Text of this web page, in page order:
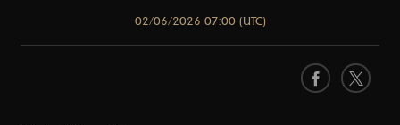
02/06/2026 07:00 (UTC)
F
X